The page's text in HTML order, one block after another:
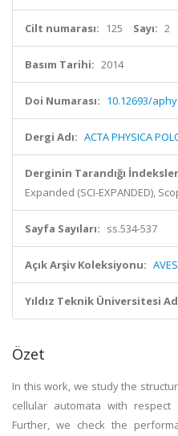
Cilt numarası: 125 Sayı: 2
Basım Tarihi: 2014
Doi Numarası: 10.12693/
Dergi Adı: ACTA PHYSICA
Derginin Tarandığı
Expanded (SCI-EXPANDED),
Sayfa Sayıları: ss.534-537
Açık Arşiv Koleksiyonu:
Yıldız Teknik Üniversitesi
Özet
In this work, we study the
cellular automata with
Further, we check the